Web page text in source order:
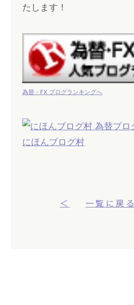
たします！
為替・FX ブログランキングへ
にほんブログ村
＜ 一覧に戻る